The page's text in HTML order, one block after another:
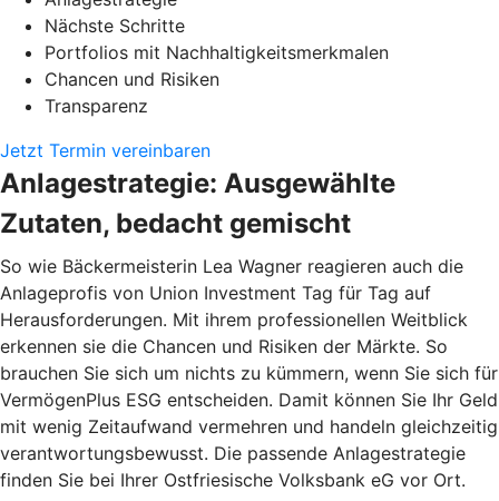
Nächste Schritte
Portfolios mit Nachhaltigkeitsmerkmalen
Chancen und Risiken
Transparenz
Jetzt Termin vereinbaren
Anlagestrategie: Ausgewählte
Zutaten, bedacht gemischt
So wie Bäckermeisterin Lea Wagner reagieren auch die
Anlageprofis von Union Investment Tag für Tag auf
Herausforderungen. Mit ihrem professionellen Weitblick
erkennen sie die Chancen und Risiken der Märkte. So
brauchen Sie sich um nichts zu kümmern, wenn Sie sich für
VermögenPlus ESG entscheiden. Damit können Sie Ihr Geld
mit wenig Zeitaufwand vermehren und handeln gleichzeitig
verantwortungsbewusst. Die passende Anlagestrategie
finden Sie bei Ihrer Ostfriesische Volksbank eG vor Ort.